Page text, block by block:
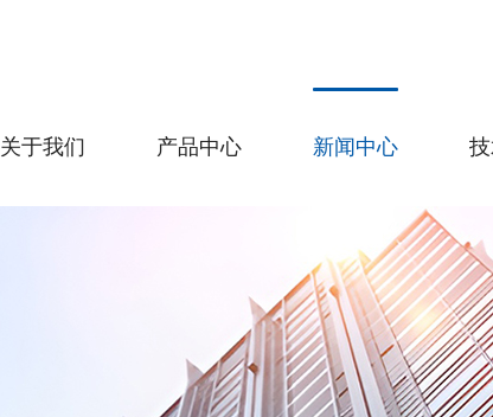
关于我们 产品中心 新闻中心